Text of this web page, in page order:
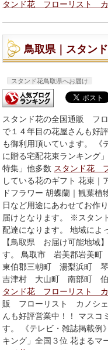
タンド花 フローリスト カ
鳥取県｜スタンド
スタンド花鳥取県へお届け
スタンド花の全国通販 フ
で１４年目の花屋さんも好
も御利用頂いています。 《
に贈る宅配花束ランキング
特集」他多数 スタンド花
している花のギフト 花束｜
ドフラワー 胡蝶蘭｜観葉
日など用途にあわせてお作
届けとなります。 ※スタン
配達になります。 地域によ
【鳥取県 お届け可能地域
す。 鳥取市 岩美郡岩美
東伯郡三朝町 湯梨浜町
吉津村 大山町 南部町
タンド花 フローリスト カ
販 フローリスト カノシェ
んも好評営業中！！ マスコ
す。 《テレビ・雑誌掲載例
キング」全国３位 花まる